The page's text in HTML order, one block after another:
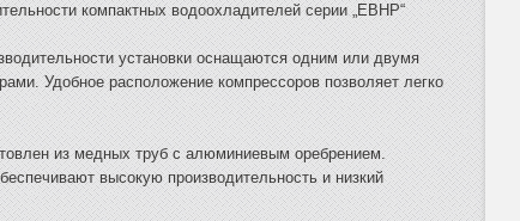
компактных водоохладителей серии „EBHP“
установки оснащаются одним или двумя
Удобное расположение компрессоров позволяет легко
из медных труб с алюминиевым оребрением.
высокую производительность и низкий